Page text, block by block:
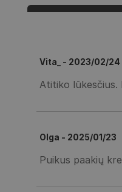
Vita_ - 2023/02/24
Atitiko lūkesčius.
Olga - 2025/01/23
Puikus paakių